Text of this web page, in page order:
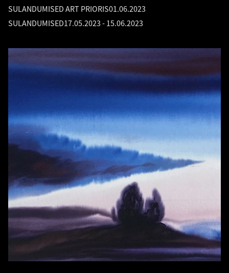
SULANDUMISED ART PRIORIS01.06.2023
SULANDUMISED17.05.2023 - 15.06.2023